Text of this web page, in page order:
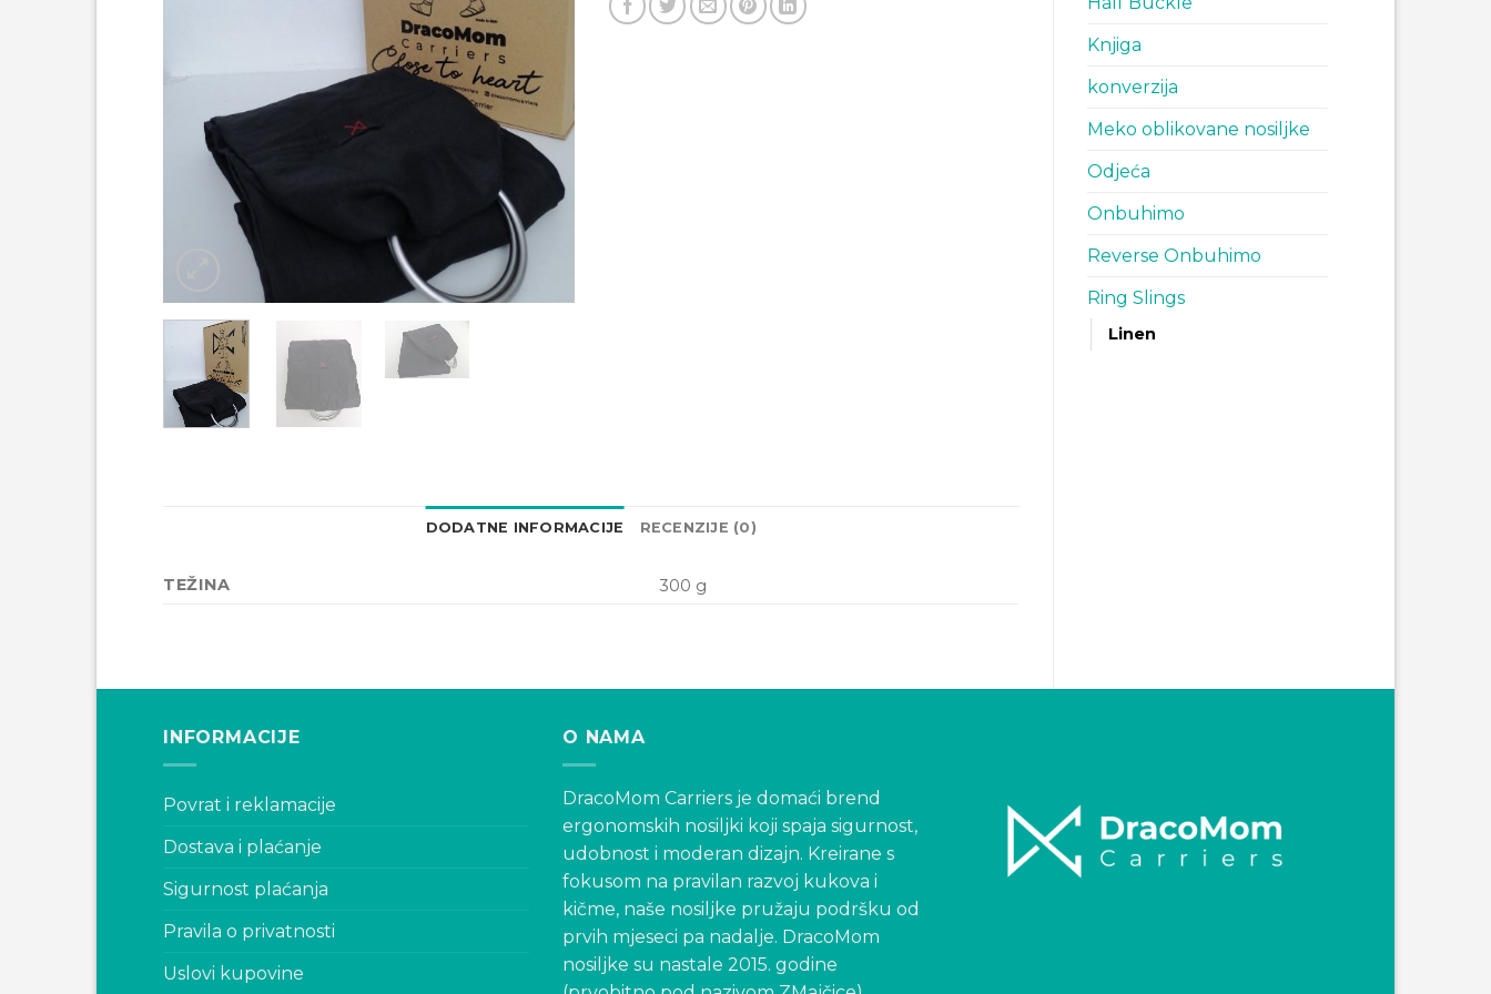
Knjiga
konverzija
Meko oblikovane nosiljke
Odjeća
Onbuhimo
Reverse Onbuhimo
Ring Slings
Linen
DODATNE INFORMACIJE RECENZIJE (0)
TEŽINA 300 g
INFORMACIJE
Povrat i reklamacije
Dostava i plaćanje
Sigurnost plaćanja
Pravila o privatnosti
Uslovi kupovine
O NAMA
DracoMom Carriers je domaći brend
ergonomskih nosiljki koji spaja sigurnost,
udobnost i moderan dizajn. Kreirane s
fokusom na pravilan razvoj kukova i
kičme, naše nosiljke pružaju podršku od
prvih mjeseci pa nadalje. DracoMom
nosiljke su nastale 2015. godine